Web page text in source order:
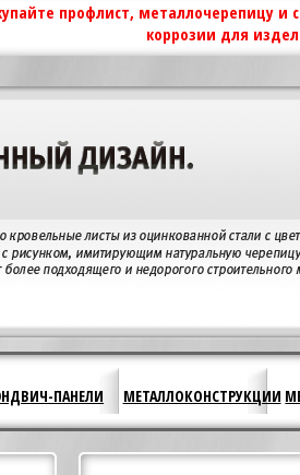
профлист, металлочерепицу и
коррозии для
ПАНЕЛИ МЕТАЛЛОКОНСТРУКЦИИ